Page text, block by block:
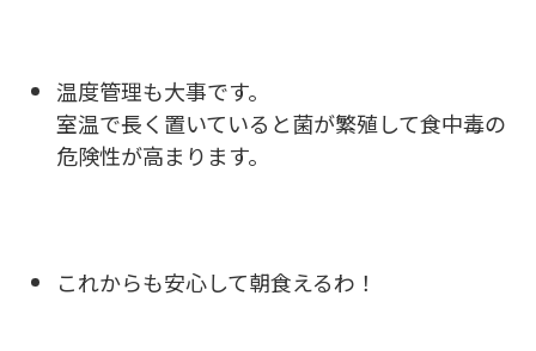
温度管理も大事です。
室温で長く置いていると菌が繁殖して食中毒の
危険性が高まります。
これからも安心して朝食えるわ！